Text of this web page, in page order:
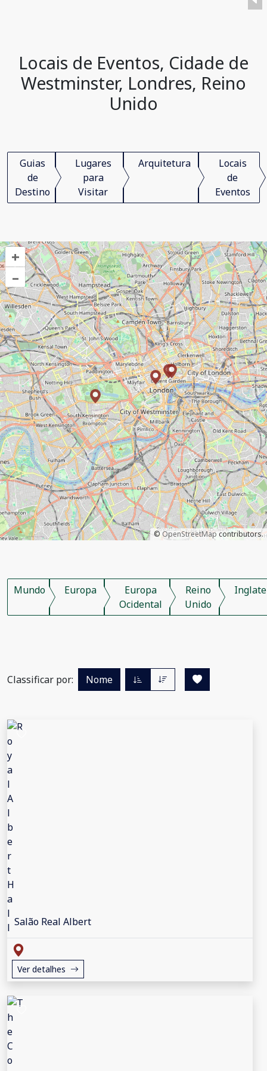
Locais de Eventos, Cidade de
Westminster, Londres, Reino
Unido
Guias
de
Destino
Lugares
para
Visitar
Arquitetura
Locais
de
Eventos
+
–
©OpenStreetMapcontributors.
Mundo Europa
Europa
Ocidental
Reino
Unido
Classificar por: Nome
Salão Real Albert
Ver detalhes